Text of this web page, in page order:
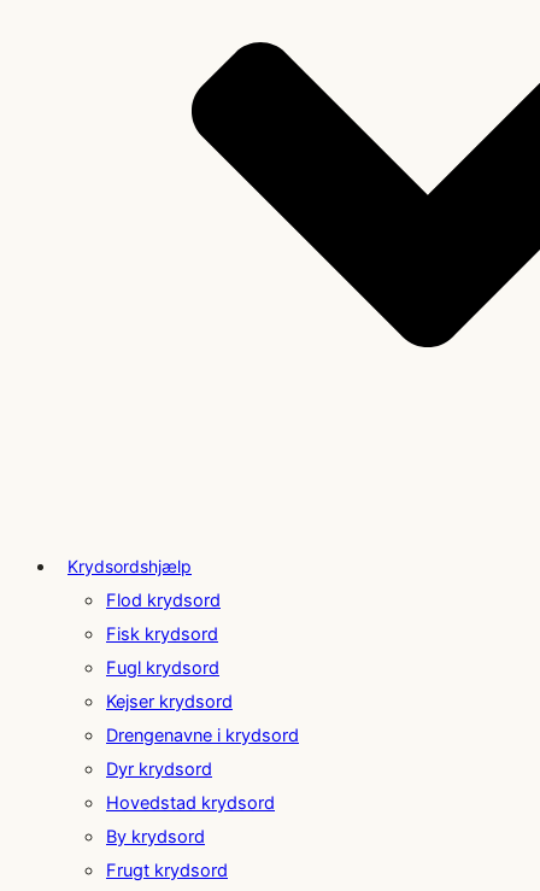
Krydsordshjælp
Flod krydsord
Fisk krydsord
Fugl krydsord
Kejser krydsord
Drengenavne i krydsord
Dyr krydsord
Hovedstad krydsord
By krydsord
Frugt krydsord